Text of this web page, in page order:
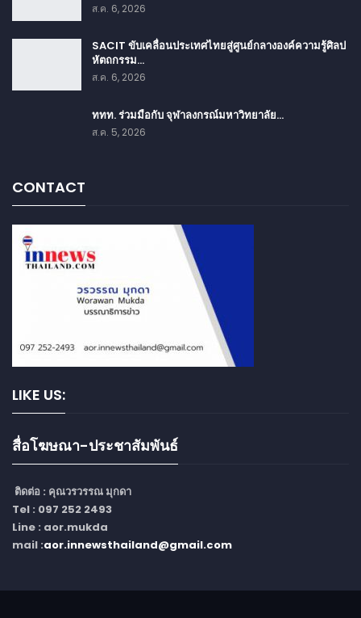
ส.ค. 6, 2026
SACIT ขับเคลื่อนประเทศไทยสู่ศูนย์กลางองค์ความรู้ศิลป
หัตถกรรม…
ส.ค. 6, 2026
ททท. ร่วมมือกับ จุฬาลงกรณ์มหาวิทยาลัย…
ส.ค. 5, 2026
CONTACT
LIKE US:
สื่อโฆษณา-ประชาสัมพันธ์
ติดต่อ :คุณวรวรรณ มุกดา
Tel : 097 252 2493